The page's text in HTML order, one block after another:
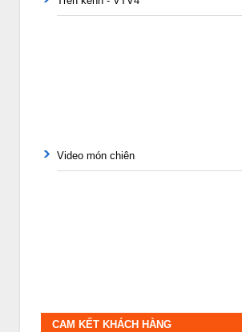
Video món chiên
CAM KẾT KHÁCH HÀNG